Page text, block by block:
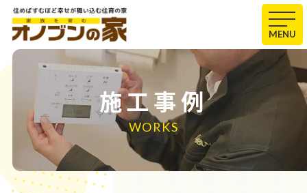
MENU
施工事例
WORKS